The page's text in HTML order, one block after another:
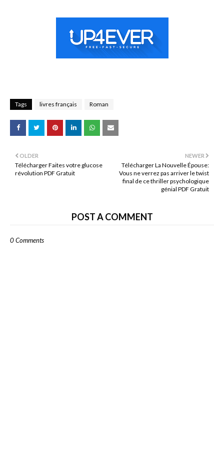
Tags livres français Roman
NEWER
Télécharger La Nouvelle Épouse:
Vous ne verrez pas arriver le twist
final de ce thriller psychologique
génial PDF Gratuit
OLDER
Télécharger Faites votre glucose
révolution PDF Gratuit
POST A COMMENT
0 Comments